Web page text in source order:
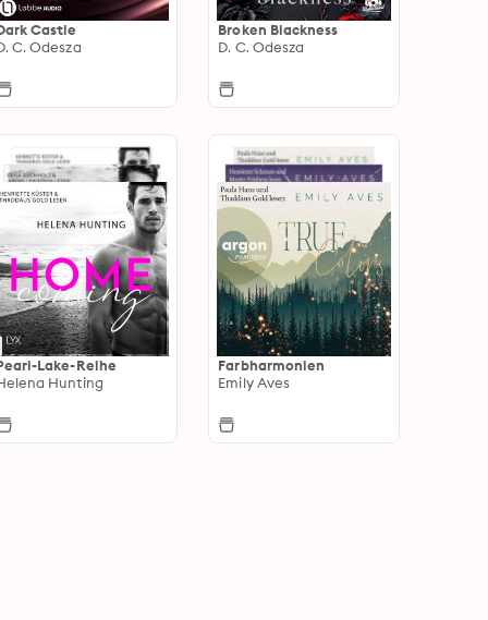
Castle
C. Odesza
Broken Blackness
D. C. Odesza
Lake-Reihe
Hunting
Farbharmonien
Emily Aves